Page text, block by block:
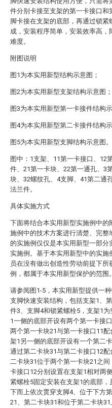
件分别卡接至支架的第一卡接口和
脚卡接在支架的底部，再通过锁紧
成，安装程序简单，安装效率高，
难度。
附图说明
图1为本实用新型结构示意图；
图2为本实用新型支架结构示意图；
图3为本实用新型第一卡接件结构
图4为本实用新型第二卡接件结构
图5为本实用新型支脚结构示意图。
图中：1支架、11第一卡接口、12
件、21第一卡块、22第一通孔、3
块、32螺纹孔、4支脚、41第二通
法兰件。
具体实施方式
下面将结合本实用新型实施例中的
施例中的技术方案进行清楚、完整
的实施例仅仅是本实用新型一部分
实施例。基于本实用新型中的实施
员在没有做出创造性劳动前提下所
例，都属于本实用新型保护的范围。
请参阅图1-5，本实用新型提供一
支脚快速安装结构，包括支架1、
件3、支脚4和锁紧螺栓5，支架1
1一侧的底部开设有两个第一卡接
两个第一卡块21与第一卡接口11
架1另一侧的底部开设有一个第二
通过第二卡块31与第二卡接口12
二卡块31位于两个第一卡块21之
卡接口12分别设置在支架1相对两
紧螺栓5固定安装在支架1的底部，
下而上依次贯穿支脚4、位于下方
21、第二卡块31和位于第二卡块